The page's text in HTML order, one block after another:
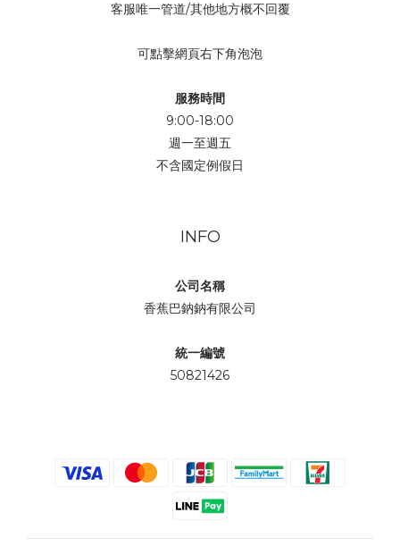
客服唯一管道/其他地方概不回覆
可點擊網頁右下角泡泡
服務時間
9:00-18:00
週一至週五
不含國定例假日
INFO
公司名稱
香蕉巴鈉鈉有限公司
統一編號
50821426